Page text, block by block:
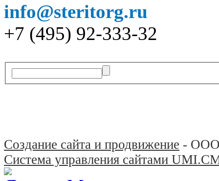
info@steritorg.ru
+7 (495) 92-333-32
Создание сайта и продвижение -
Система управления сайтами